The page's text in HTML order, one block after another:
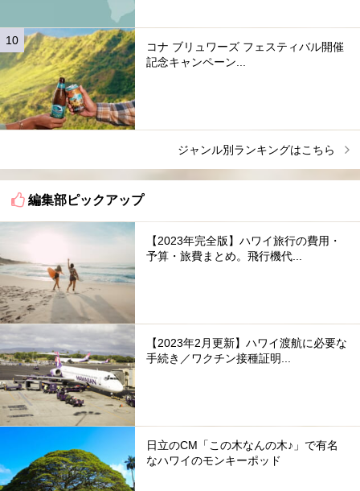
コナ ブリュワーズ フェスティバル開催
記念キャンペーン...
ジャンル別ランキングはこちら
編集部ピックアップ
【2023年完全版】ハワイ旅行の費用・
予算・旅費まとめ。飛行機代...
【2023年2月更新】ハワイ渡航に必要な
手続き／ワクチン接種証明...
日立のCM「この木なんの木♪」で有名
なハワイのモンキーポッド